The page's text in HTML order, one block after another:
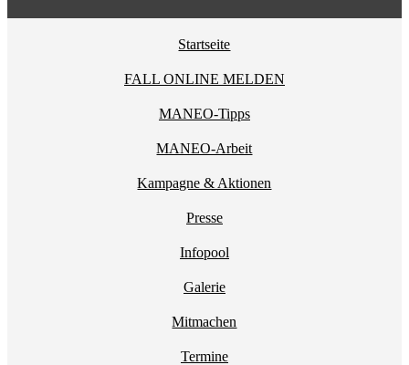
Startseite
FALL ONLINE MELDEN
MANEO-Tipps
MANEO-Arbeit
Kampagne & Aktionen
Presse
Infopool
Galerie
Mitmachen
Termine